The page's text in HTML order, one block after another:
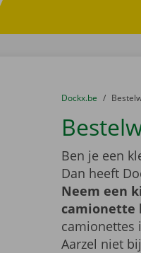
U bevindt zich
van
Dockx.be naar
Ben je een
Dan heeft
Neem een
camionette
camionettes
Aarzel niet